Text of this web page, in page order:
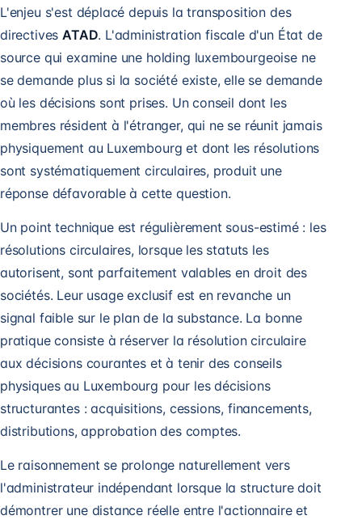
L'enjeu s'est déplacé depuis la transposition des
directivesATAD. L'administration fiscale d'un État de
source qui examine une holding luxembourgeoise ne
se demande plus si la société existe, elle se demande
où les décisions sont prises. Un conseil dont les
membres résident à l'étranger, qui ne se réunit jamais
physiquement au Luxembourg et dont les résolutions
sont systématiquement circulaires, produit une
réponse défavorable à cette question.
Un point technique est régulièrement sous-estimé : les
résolutions circulaires, lorsque les statuts les
autorisent, sont parfaitement valables en droit des
sociétés. Leur usage exclusif est en revanche un
signal faible sur le plan de la substance. La bonne
pratique consiste à réserver la résolution circulaire
aux décisions courantes et à tenir des conseils
physiques au Luxembourg pour les décisions
structurantes : acquisitions, cessions, financements,
distributions, approbation des comptes.
Le raisonnement se prolonge naturellement vers
l'administrateur indépendant lorsque la structure doit
démontrer une distance réelle entre l'actionnaire et